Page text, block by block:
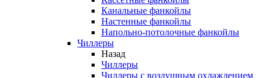
Канальные фанкойлы
Настенные фанкойлы
Напольно-потолочные фанкойлы
Чиллеры
Назад
Чиллеры
Чиллеры с воздушным охлаждением